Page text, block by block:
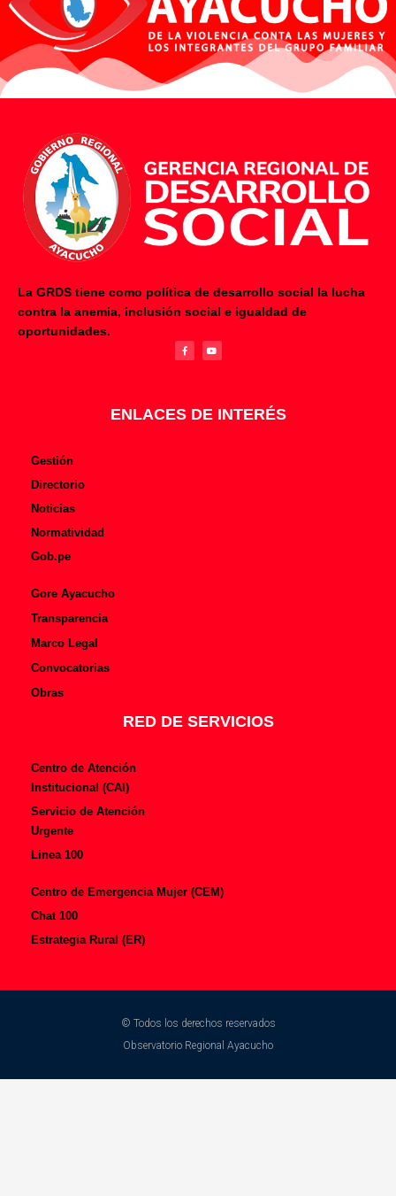
La GRDS tiene como política de desarrollo social la lucha
contra la anemia, inclusión social e igualdad de
oportunidades.
c
e
b
t
u
ENLACES DE INTERÉS
Gestión
Directorio
Noticias
Normatividad
Gob.pe
Gore Ayacucho
Transparencia
Marco Legal
Convocatorias
Obras
RED DE SERVICIOS
Centro de Atención
Institucional (CAI)
Servicio de Atención
Urgente
Linea 100
Centro de Emergencia Mujer (CEM)
Chat 100
Estrategia Rural (ER)
© Todos los derechos reservados
Observatorio Regional Ayacucho